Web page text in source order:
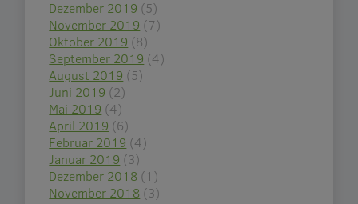
Dezember 2019 (5)
November 2019 (7)
Oktober 2019 (8)
September 2019 (4)
August 2019 (5)
Juni 2019 (2)
Mai 2019 (4)
April 2019 (6)
Februar 2019 (4)
Januar 2019 (3)
Dezember 2018 (1)
November 2018 (3)